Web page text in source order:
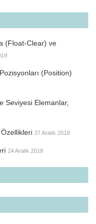
(Float-Clear) ve
(Position)
Seviyesi Elemanlar,
27 Aralık 2018
24 Aralık 2018